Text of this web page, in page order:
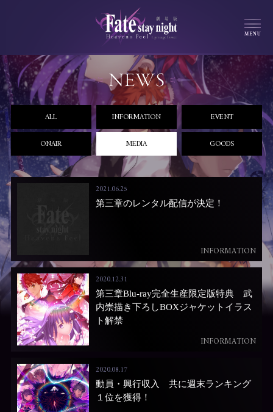
ALL INFORMATION EVENT
ONAIR MEDIA GOODS
2021.06.25
第三章のレンタル配信が決定！
INFORMATION
2020.12.31
第三章Blu-ray完全生産限定版特典 武
内崇描き下ろしBOXジャケットイラス
ト解禁
INFORMATION
2020.08.17
動員・興行収入 共に週末ランキング
１位を獲得！